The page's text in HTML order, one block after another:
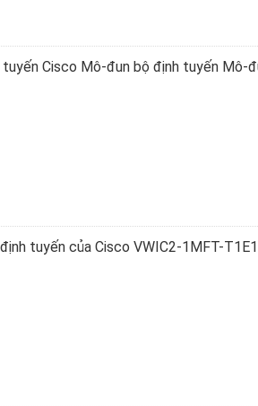
tuyến Cisco Mô-đun bộ định tuyến Mô-
tuyến của Cisco VWIC2-1MFT-